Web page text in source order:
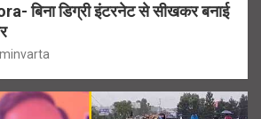
बिना डिग्री इंटरनेट से सीखकर बनाई